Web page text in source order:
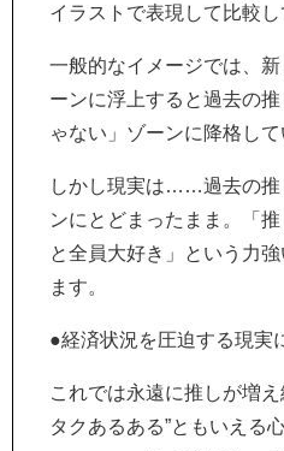
イラストで表現して比較し
一般的なイメージでは、
ーンに浮上すると過去の
ゃない」ゾーンに降格して
しかし現実は……過去の推
ンにとどまったまま。「
と全員大好き」という力
ます。
●経済状況を圧迫する現実
これでは永遠に推しが増
タクあるある”ともいえる